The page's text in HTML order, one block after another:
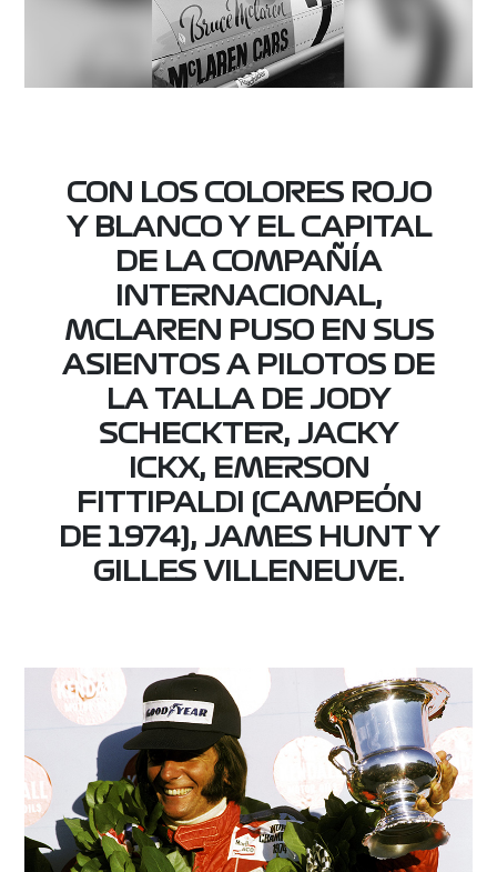
CON LOS COLORES ROJO
Y BLANCO Y EL CAPITAL
DE LA COMPAÑÍA
INTERNACIONAL,
MCLAREN PUSO EN SUS
ASIENTOS A PILOTOS DE
LA TALLA DE JODY
SCHECKTER, JACKY
ICKX, EMERSON
FITTIPALDI (CAMPEÓN
DE 1974), JAMES HUNT Y
GILLES VILLENEUVE.